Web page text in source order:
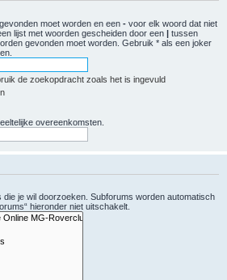
moet worden en een - voor elk woord dat niet
lijst met woorden gescheiden door een | tussen
gevonden moet worden. Gebruik * als een joker
de zoekopdracht zoals het is ingevuld
overeenkomsten.
je wil doorzoeken. Subforums worden automatisch
hieronder niet uitschakelt.